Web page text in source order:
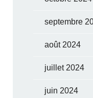
septembre
août 2024
juillet 2024
juin 2024